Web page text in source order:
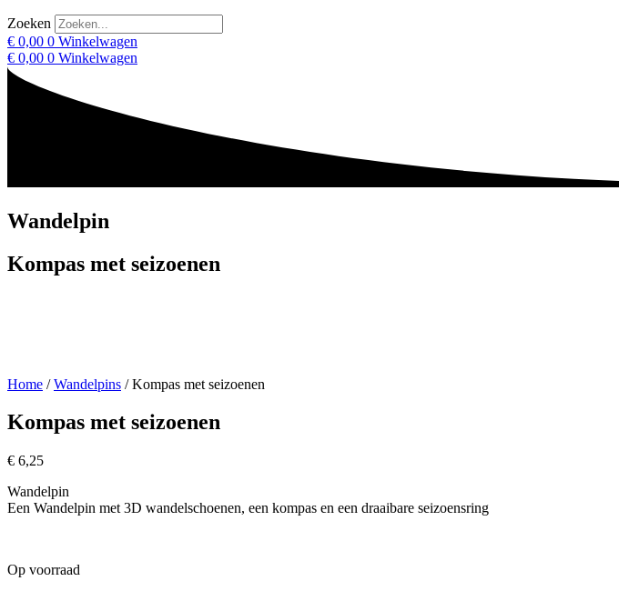
Zoeken
€ 0,00 0 Winkelwagen
€ 0,00 0 Winkelwagen
Wandelpin
Kompas met seizoenen
Home /Wandelpins / Kompas met seizoenen
Kompas met seizoenen
€ 6,25
Wandelpin
Een Wandelpin met 3D wandelschoenen, een kompas en een draaibare seizoensring
Op voorraad